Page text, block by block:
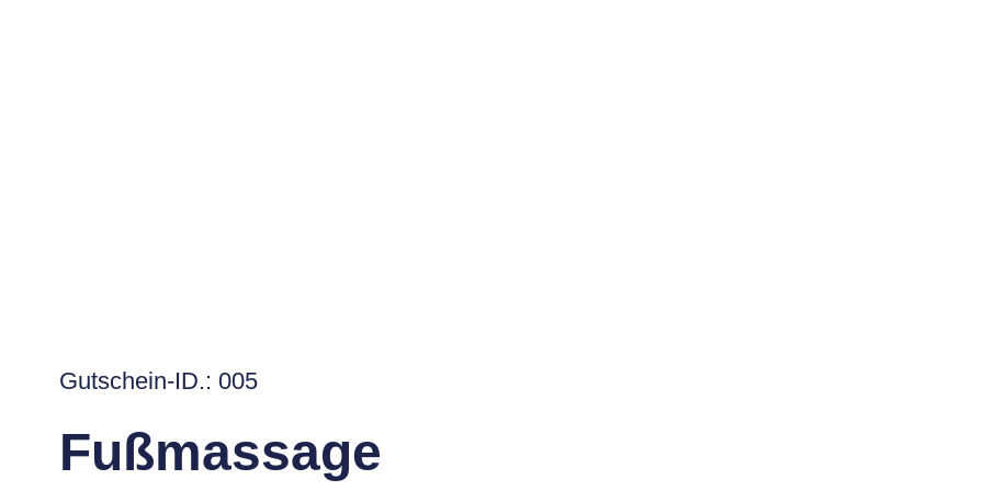
Gutschein-ID.: 005
Fußmassage